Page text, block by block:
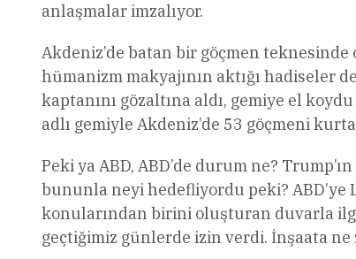
anlaşmalar imzalıyor.
Akdeniz’de batan bir göçmen
hümanizm makyajının aktığı hadiseler
kaptanını gözaltına aldı, gemiye el
adlı gemiyle Akdeniz’de 53 göçmeni
Peki ya ABD, ABD’de durum ne?
bununla neyi hedefliyordu peki? ABD’ye
konularından birini oluşturan duvarla
geçtiğimiz günlerde izin verdi. İnşaata ne